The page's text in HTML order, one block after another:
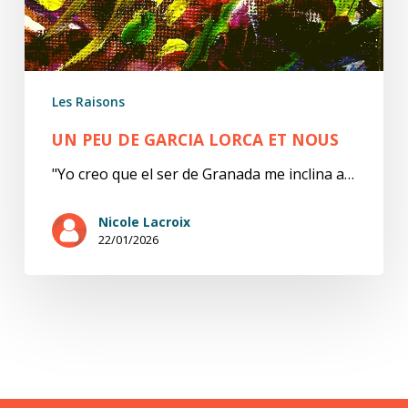
Les Raisons
UN PEU DE GARCIA LORCA ET NOUS
"Yo creo que el ser de Granada me inclina a…
Nicole Lacroix
22/01/2026